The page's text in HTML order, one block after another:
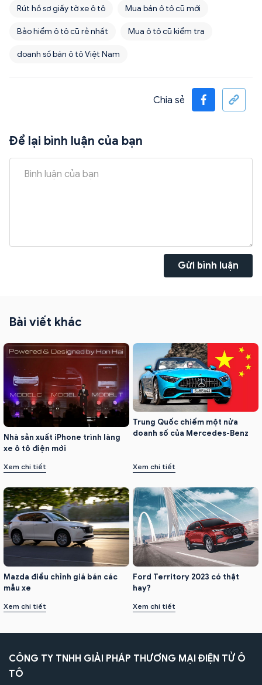
Rút hồ sơ giấy tờ xe ô tô Mua bán ô tô cũ mới
Bảo hiểm ô tô cũ rẻ nhất Mua ô tô cũ kiểm tra
doanh số bán ô tô Việt Nam
Chia sẻ
Để lại bình luận của bạn
Gửi bình luận
Bài viết khác
Nhà sản xuất iPhone trình làng
xe ô tô điện mới
Xem chi tiết
Trung Quốc chiếm một nửa
doanh số của Mercedes-Benz
Xem chi tiết
Mazda điều chỉnh giá bán các
mẫu xe
Xem chi tiết
Ford Territory 2023 có thật
hay?
Xem chi tiết
CÔNG TY TNHH GIẢI PHÁP THƯƠNG MẠI ĐIỆN TỬ Ô
TÔ